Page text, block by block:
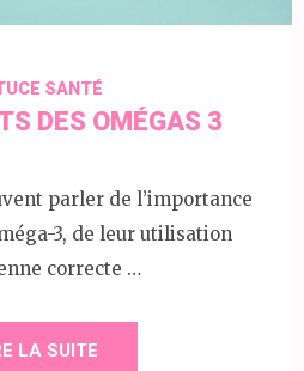
SANTÉ
DES OMÉGAS 3
parler de l’importance
3, de leur utilisation
correcte …
LA SUITE